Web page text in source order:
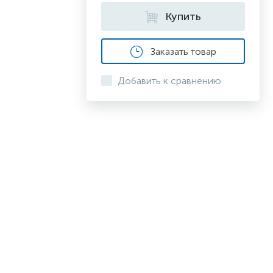
Купить
Заказать товар
Добавить к сравнению